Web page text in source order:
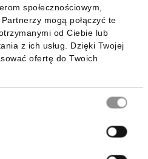
społecznościowym,
mogą połączyć te
od Ciebie lub
z ich usług. Dzięki Twojej
ofertę do Twoich
aplikację mobilną: